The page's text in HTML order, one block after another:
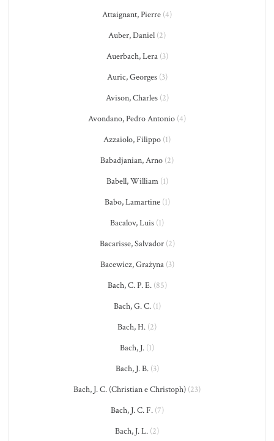
Attaignant, Pierre (4)
Auber, Daniel (2)
Auerbach, Lera(3)
Auric, Georges(3)
Avison, Charles(2)
Avondano, Pedro Antonio (4)
Azzaiolo, Filippo (1)
Babadjanian, Arno (2)
Babell, William(1)
Babo, Lamartine(1)
Bacalov, Luis (1)
Bacarisse, Salvador(2)
Bacewicz, Grażyna(3)
Bach, C. P. E.(85)
Bach, G. C.(1)
Bach, H. (2)
Bach, J. (1)
Bach, J. B.(3)
Bach, J. C. (Christian e Christoph) (23)
Bach, J. C. F.(7)
Bach, J. L. (2)